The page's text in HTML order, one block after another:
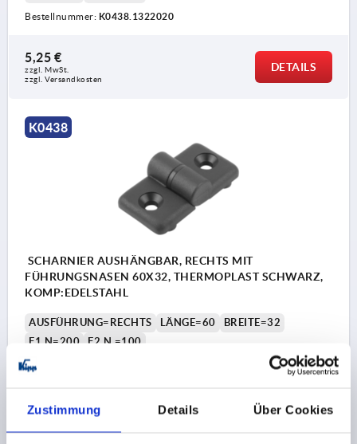
Zustimmung Details Über Cookies
Bestellnummer: K0438.1322020
5,25 €
zzgl. MwSt.
zzgl. Versandkosten
DETAILS
K0438
SCHARNIER AUSHÄNGBAR, RECHTS MIT
FÜHRUNGSNASEN 60X32, THERMOPLAST SCHWARZ,
KOMP:EDELSTAHL
AUSFÜHRUNG=RECHTS LÄNGE=60
BREITE=32
F1 N=200
F2 N =100
Bestellnummer:
5,25 €
DETAILS